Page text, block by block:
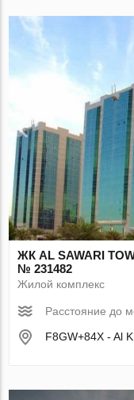
ЖК AL SAWARI
№ 231482
Жилой комплекс
Расстояние до
F8GW+84X - Al